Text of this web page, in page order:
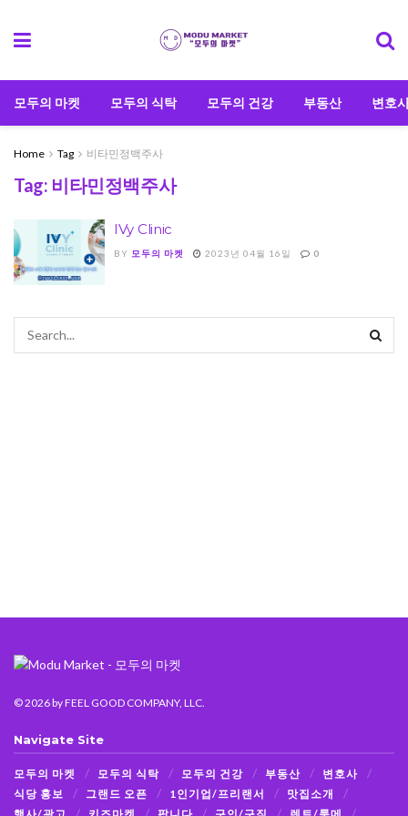
모두의 마켓 모두의 식탁 모두의 건강 부동산 변호
Home Tag 비타민정백주사
Tag: 비타민정백주사
IVy Clinic
BY 모두의 마켓 2023년 04월 16일 0
© 2026by FEEL GOOD COMPANY, LLC.
Navigate Site
모두의 마켓 모두의 식탁 모두의 건강 부동산
변호사
식당 홍보
그랜드 오픈 1인기업/프리랜서
맛집소개